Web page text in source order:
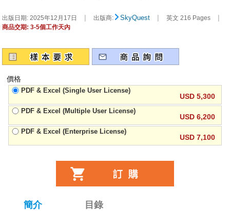
出版日期:2025年12月17日 | 出版商: SkyQuest | 英文 216 Pages |
商品交期: 3-5個工作天內
價格
PDF & Excel (Single User License)
USD 5,300
PDF & Excel (Multiple User License)
USD 6,200
PDF & Excel (Enterprise License)
USD 7,100
簡介 目錄